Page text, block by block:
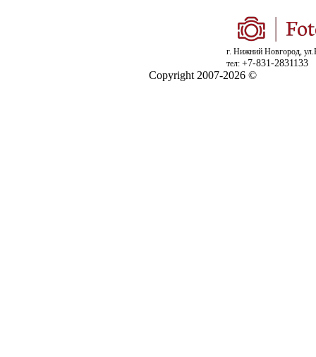
г. Нижний Новгород,
тел: +7-831-2831133
Copyright 2007-2026 ©